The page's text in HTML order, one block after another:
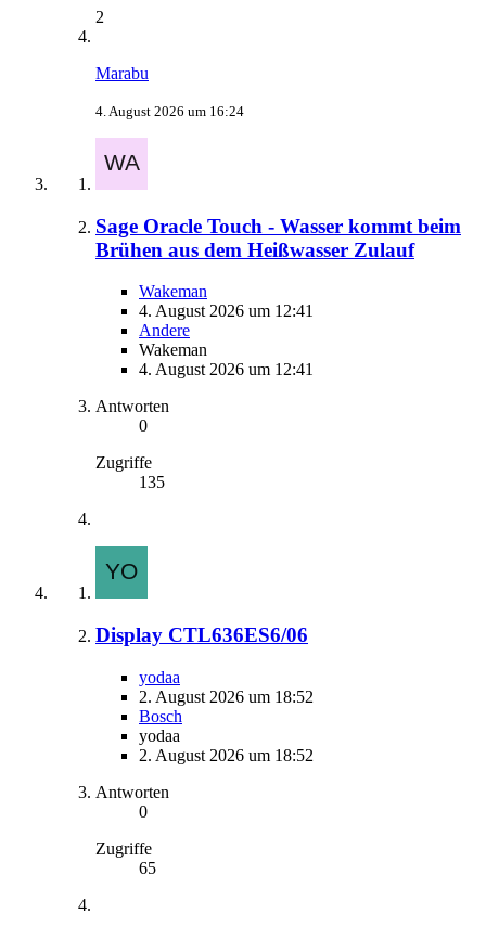
2
Marabu
4. August 2026 um 16:24
Sage Oracle Touch - Wasser kommt beim
Brühen aus dem Heißwasser Zulauf
Wakeman
4. August 2026 um 12:41
Andere
Wakeman
4. August 2026 um 12:41
Antworten
0
Zugriffe
135
Display CTL636ES6/06
yodaa
2. August 2026 um 18:52
Bosch
yodaa
2. August 2026 um 18:52
Antworten
0
Zugriffe
65